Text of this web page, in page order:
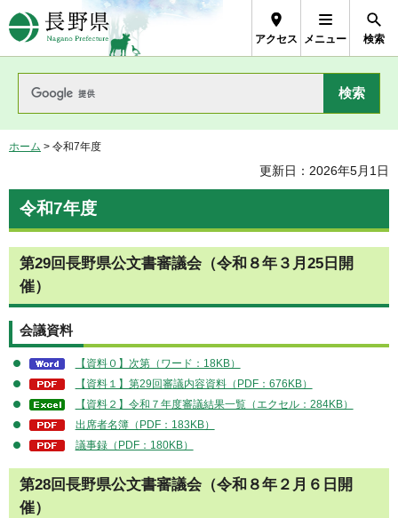
長野県Nagano Prefecture
アクセス メニュー 検索
ホーム > 令和7年度
更新日：2026年5月1日
令和7年度
第29回長野県公文書審議会（令和８年３月25日開
催）
会議資料
【資料０】次第（ワード：18KB）
【資料１】第29回審議内容資料（PDF：676KB）
【資料２】令和７年度審議結果一覧（エクセル：284KB）
出席者名簿（PDF：183KB）
議事録（PDF：180KB）
第28回長野県公文書審議会（令和８年２月６日開
催）